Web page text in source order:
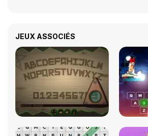
JEUX ASSOCIÉS